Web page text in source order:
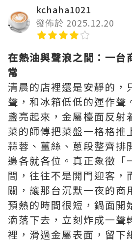
kchaha1021
發佈於 2025.12.20
在熱油與聲浪之間：一台
常
清晨的店裡還是安靜的，
聲，和冰箱低低的運作聲
盞亮起來，金屬檯面反射
菜的師傅把菜盤一格格推
蒜蓉、薑絲、蔥段整齊排
邊各就各位。真正象徵「
間，往往不是開門迎客，
關，讓那台沉默一夜的商
預熱的時間很短，鍋面開
滴落下去，立刻炸成一聲
裡，滑過金屬表面，留下